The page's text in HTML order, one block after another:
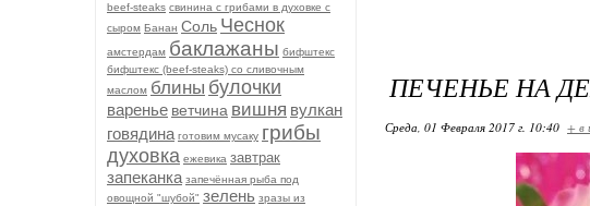
beef-stеаks cвинина с грибами в духовке с
сыром Банан Соль Чеснок
амстердам баклажаны бифштекс
бифштекс (beef-stеаks) со сливочным
маслом блины булочки
варенье ветчина вишня вулкан
говядина готовим мусаку грибы
духовка ежевика завтрак
запеканка запечённая рыба под
овощной "шубой" зелень зразы из
ПЕЧЕНЬЕ НА
Среда, 01 Февраля 2017 г. 10:40 + в